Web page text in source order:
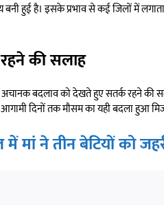
बनी हुई है। इसके प्रभाव से कई जिलों में
की सलाह
बदलाव को देखते हुए सतर्क रहने की
दिनों तक मौसम का यही बदला हुआ
मां ने तीन बेटियों को